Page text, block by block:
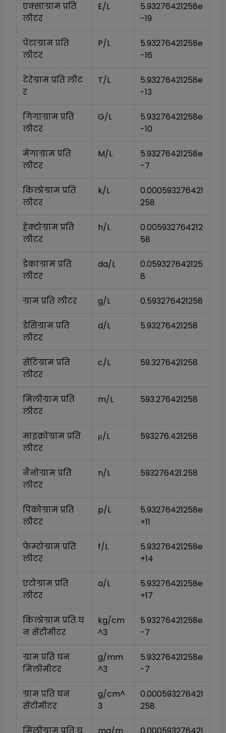
एक्साग्राम प्रति
लीटर
E/L
5.93276421258e
-19
पेटाग्राम प्रति
लीटर
P/L
5.93276421258e
-16
टेरेग्राम प्रति लीट
र
T/L
5.93276421258e
-13
गिगाग्राम प्रति
लीटर
G/L
5.93276421258e
-10
मेगाग्राम प्रति
लीटर
M/L
5.93276421258e
-7
किलोग्राम प्रति
लीटर
k/L
0.000593276421
258
हेक्टोग्राम प्रति
लीटर
h/L
0.005932764212
58
डेकाग्राम प्रति
लीटर
da/L
0.059327642125
8
ग्राम प्रति लीटर g/L 0.593276421258
डेसिग्राम प्रति
लीटर
d/L 5.93276421258
सेंटिग्राम प्रति
लीटर
c/L 59.3276421258
मिलीग्राम प्रति
लीटर
m/L 593.276421258
माइक्रोग्राम प्रति
लीटर
μ/L 593276.421258
नैनोग्राम प्रति
लीटर
n/L 593276421.258
पिकोग्राम प्रति
लीटर
p/L
5.93276421258e
+11
फेम्टोग्राम प्रति
लीटर
f/L
5.93276421258e
+14
एटोग्राम प्रति
लीटर
a/L
5.93276421258e
+17
किलोग्राम प्रति घ
न सेंटीमीटर
kg/cm
^3
5.93276421258e
-7
ग्राम प्रति घन
मिलीमीटर
g/mm
^3
5.93276421258e
-7
ग्राम प्रति घन
सेंटीमीटर
g/cm^
3
0.000593276421
258